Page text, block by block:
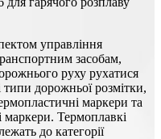
управління
засобам,
руху рухатися
типи дорожньої розмітки,
маркери та
маркери. Термоплавкі
до категорії